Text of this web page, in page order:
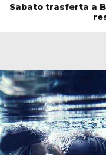
Sabato trasferta a